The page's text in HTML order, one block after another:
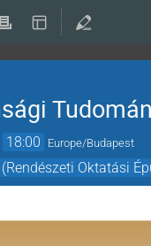
18:00 Europe/Budapest
Oktatási